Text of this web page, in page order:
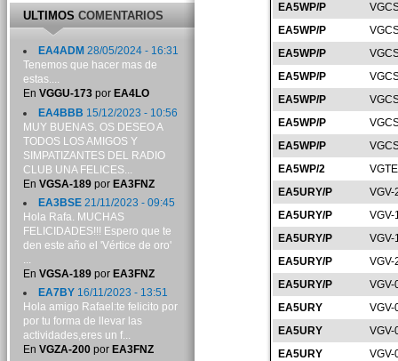
EA5WP/P
EA5WP/P
EA5WP/P
EA5WP/P
EA5WP/P
EA5WP/P
EA5WP/P
EA5WP/2
EA5URY/P
VGV-
EA5URY/P
VGV-
EA5URY/P
VGV-
EA5URY/P
VGV-
EA5URY/P
VGV-
EA5URY
VGV-
EA5URY
VGV-
EA5URY
VGV-
ULTIMOSCOMENTARIOS
EA4ADM 28/05/2024 - 16:31
Tenemos que hacer mas de
estas....
En VGGU-173por EA4LO
EA4BBB 15/12/2023 - 10:56
MUY BUENAS. OS DESEO A
TODOS LOS AMIGOS Y
SIMPATIZANTES DEL RADIO
CLUB UNA FELICES...
En VGSA-189por EA3FNZ
EA3BSE21/11/2023 - 09:45
Hola Rafa. MUCHAS
FELICIDADES!!! Espero que te
den este año el 'Vértice de oro'
...
En VGSA-189por EA3FNZ
EA7BY16/11/2023 - 13:51
Hola amigo Rafael:te felicito por
por tu forma de llevar las
actividades,eres un f...
En VGZA-200por EA3FNZ